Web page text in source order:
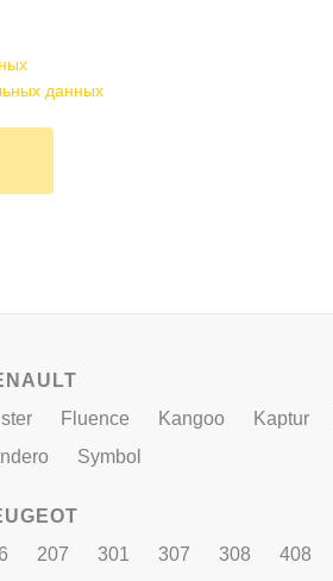
данных
Fluence Kangoo Kaptur
Symbol
207 301 307 308 408